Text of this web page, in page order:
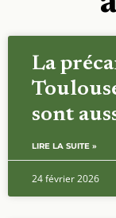
La
sont
LIRE LA SUITE »
24 février 2026